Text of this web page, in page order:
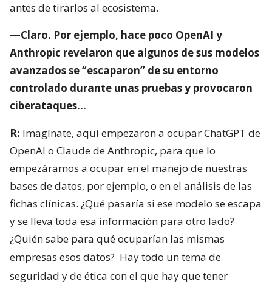
antes de tirarlos al ecosistema.
—Claro. Por ejemplo, hace poco OpenAI y
Anthropic revelaron que algunos de sus modelos
avanzados se “escaparon” de su entorno
controlado durante unas pruebas y provocaron
ciberataques…
R: Imagínate, aquí empezaron a ocupar ChatGPT de
OpenAI o Claude de Anthropic, para que lo
empezáramos a ocupar en el manejo de nuestras
bases de datos, por ejemplo, o en el análisis de las
fichas clínicas. ¿Qué pasaría si ese modelo se escapa
y se lleva toda esa información para otro lado?
¿Quién sabe para qué ocuparían las mismas
empresas esos datos? Hay todo un tema de
seguridad y de ética con el que hay que tener